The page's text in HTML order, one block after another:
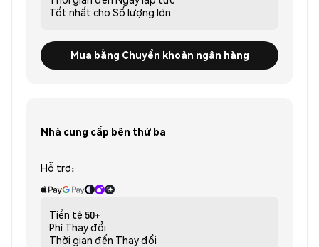
Tốt nhất cho Số lượng lớn
Mua bằng Chuyển khoản ngân hàng
Nhà cung cấp bên thứ ba
Hỗ trợ:
Tiền tệ 50+
Phí Thay đổi
Thời gian đến Thay đổi